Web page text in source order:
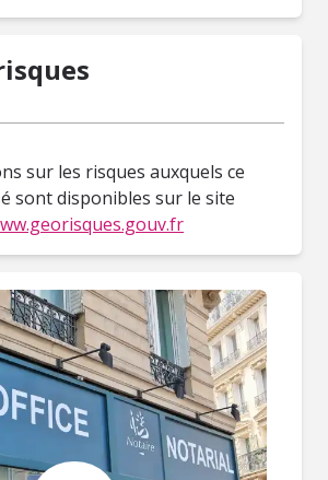
sur les risques auxquels ce
sont disponibles sur le site